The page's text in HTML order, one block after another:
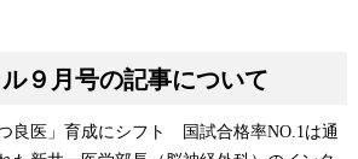
９月号の記事について
つ良医」育成にシフト 国試合格率NO.1は通